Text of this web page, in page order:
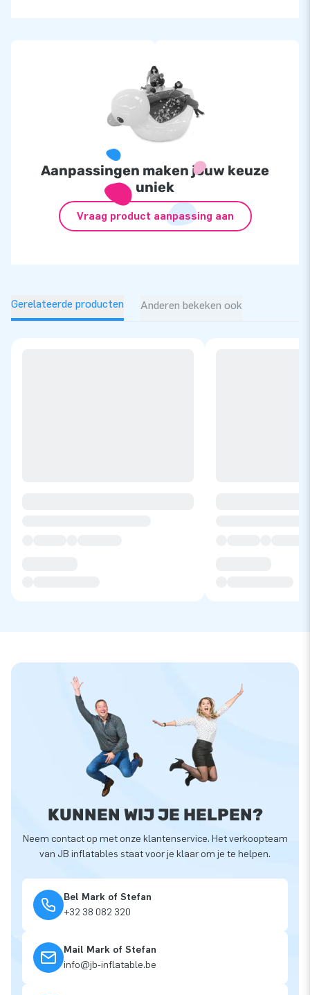
Aanpassingen maken jouw keuze
uniek
Vraag product aanpassing aan
Gerelateerde producten Anderen bekeken ook
KUNNEN WIJ JE HELPEN?
Neem contact op met onze klantenservice. Het verkoopteam
van JB inflatables staat voor je klaar om je te helpen.
Bel Mark of Stefan
+32 38 082 320
Mail Mark of Stefan
info@jb-inflatable.be